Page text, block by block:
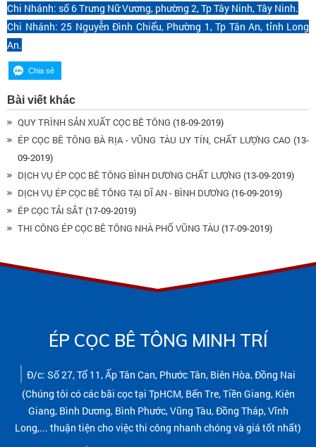
Chi Nhánh: số 6 Trưng Nữ Vương, phường 2, Tp Tây Ninh, Tây Ninh.
Chi Nhánh: 25 Nguyễn Đình Chiểu, Phường 1, Tp Tân An, tỉnh Long
An.
Bài viết khác
QUY TRÌNH SẢN XUẤT CỌC BÊ TÔNG (18-09-2019)
ÉP CỌC BÊ TÔNG BÀ RỊA - VŨNG TÀU UY TÍN, CHẤT LƯỢNG CAO(13-
09-2019)
DỊCH VỤ ÉP CỌC BÊ TÔNG BÌNH DƯƠNG CHẤT LƯỢNG (13-09-2019)
DỊCH VỤ ÉP CỌC BÊ TÔNG TẠI DĨ AN - BÌNH DƯƠNG (16-09-2019)
ÉP CỌC TẢI SẮT(17-09-2019)
THI CÔNG ÉP CỌC BÊ TÔNG NHÀ PHỐ VŨNG TÀU (17-09-2019)
ÉP CỌC BÊ TÔNG MINH TRÍ
Đ/c: Số 27, Tổ 11, Ấp Tân Can, Phước Tân, Biên Hòa, Đồng Nai
(Chúng tôi có các bãi cọc tại TpHCM, Bến Tre, Tiền Giang, Kiên
Giang, Bình Dương, Bình Phước, Vũng Tàu, Đồng Tháp, Vĩnh
Long,... thuận tiện cho việc thi công nhanh chóng và giá tốt nhất)